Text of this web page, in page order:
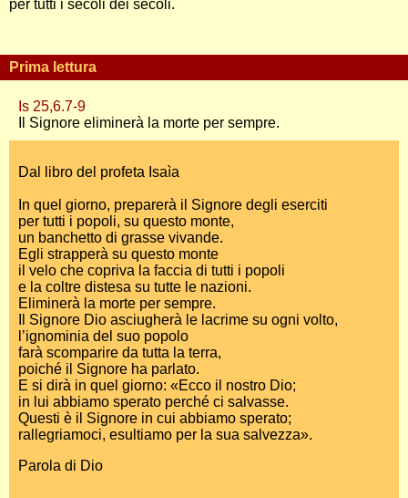
per tutti i secoli dei secoli.
Prima lettura
Is 25,6.7-9
Il Signore eliminerà la morte per sempre.
Dal libro del profeta Isaìa
In quel giorno, preparerà il Signore degli eserciti
per tutti i popoli, su questo monte,
un banchetto di grasse vivande.
Egli strapperà su questo monte
il velo che copriva la faccia di tutti i popoli
e la coltre distesa su tutte le nazioni.
Eliminerà la morte per sempre.
Il Signore Dio asciugherà le lacrime su ogni volto,
l’ignominia del suo popolo
farà scomparire da tutta la terra,
poiché il Signore ha parlato.
E si dirà in quel giorno: «Ecco il nostro Dio;
in lui abbiamo sperato perché ci salvasse.
Questi è il Signore in cui abbiamo sperato;
rallegriamoci, esultiamo per la sua salvezza».
Parola di Dio